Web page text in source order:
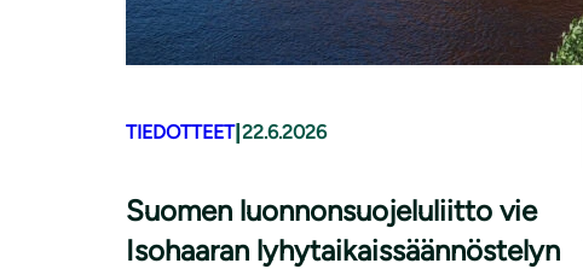
TIEDOTTEET| 22.6.2026
Suomen luonnonsuojeluliitto vie
Isohaaran lyhytaikaissäännöstelyn